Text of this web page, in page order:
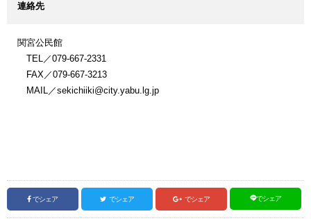
連絡先
関宮公民館
TEL／079-667-2331
FAX／079-667-3213
MAIL／sekichiiki@city.yabu.lg.jp
でシェア でシェア でシェア でシェア